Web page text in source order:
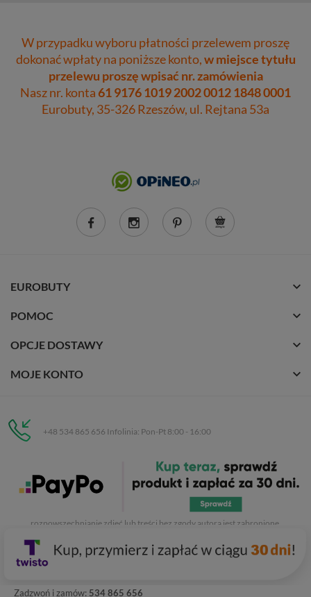
Zadzwoń i zamów: 534 865 656
W przypadku wyboru płatności przelewem proszę
dokonać wpłaty na poniższe konto,w miejsce tytułu
przelewu proszę wpisać nr. zamówienia
Nasz nr. konta61 9176 1019 2002 0012 1848 0001
Eurobuty, 35-326 Rzeszów, ul. Rejtana 53a
EUROBUTY
POMOC
OPCJE DOSTAWY
MOJE KONTO
+48 534 865 656 Infolinia: Pon-Pt 8:00 - 16:00
C.H. Respan, Rejtana 53a/250
35-326 Rzeszów
. Kopiowanie, przetwarzanie,
rozpowszechnianie zdjęć lub treści bez zgody autora jest zabronione.